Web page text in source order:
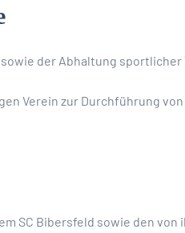
der Abhaltung sportlicher
Verein zur Durchführung
SC Bibersfeld sowie den